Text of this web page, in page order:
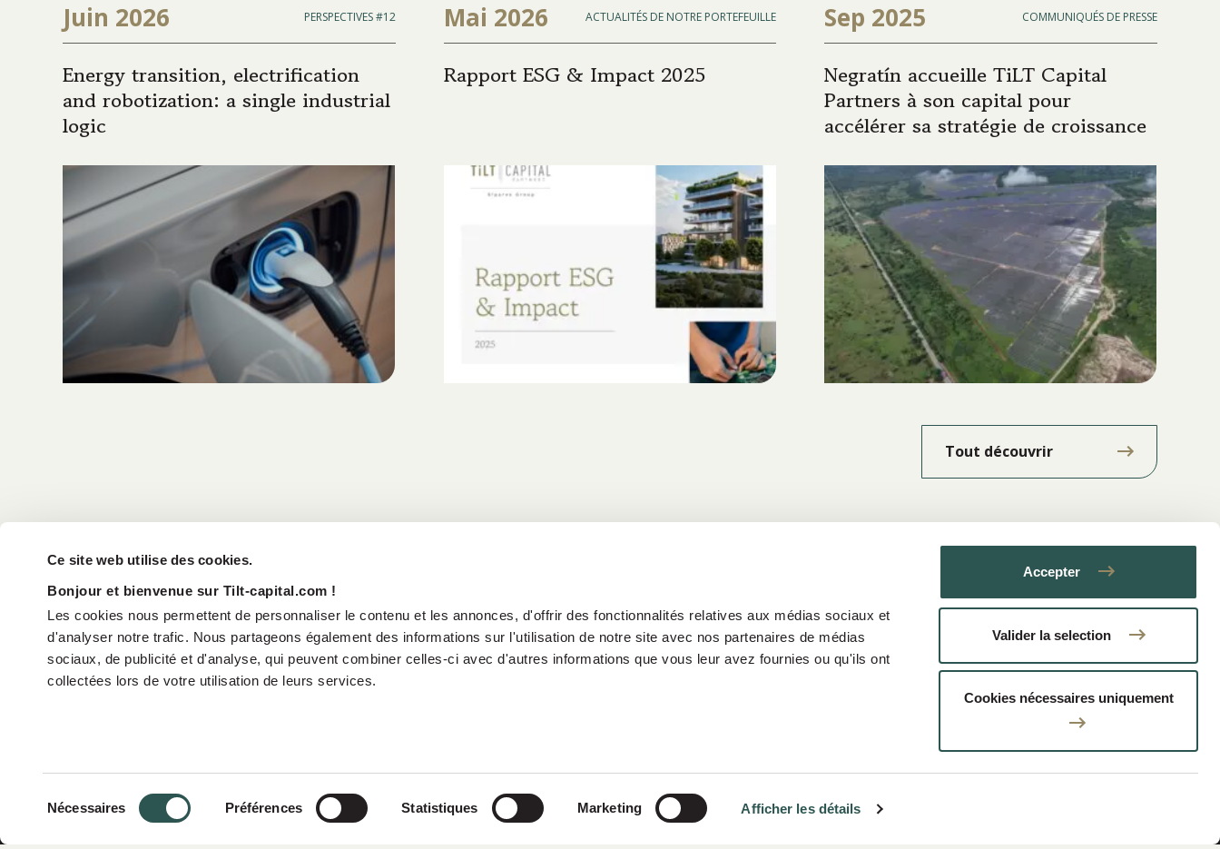
Ce site web utilise des cookies.
Bonjour et bienvenue sur Tilt-capital.com !
Les cookies nous permettent de personnaliser le contenu et les annonces, d'offrir des fonctionnalités relatives aux médias sociaux et
d'analyser notre trafic. Nous partageons également des informations sur l'utilisation de notre site avec nos partenaires de médias
sociaux, de publicité et d'analyse, qui peuvent combiner celles-ci avec d'autres informations que vous leur avez fournies ou qu'ils ont
collectées lors de votre utilisation de leurs services.
Nécessaires Préférences Statistiques Marketing Afficher les détails
Accepter
Valider la selection
Cookies nécessaires uniquement
Juin 2026 PERSPECTIVES #12
Energy transition, electrification
and robotization: a single industrial
logic
Mai 2026 ACTUALITÉS DE NOTRE PORTEFEUILLE
Rapport ESG & Impact 2025
Sep 2025 COMMUNIQUÉS DE PRESSE
Negratín accueille TiLT Capital
Partners à son capital pour
accélérer sa stratégie de croissance
Tout découvrir
Impact
Publications
Contact